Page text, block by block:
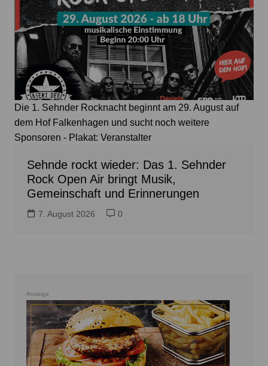
Die 1. Sehnder Rocknacht beginnt am 29. August auf
dem Hof Falkenhagen und sucht noch weitere
Sponsoren - Plakat: Veranstalter
Sehnde rockt wieder: Das 1. Sehnder
Rock Open Air bringt Musik,
Gemeinschaft und Erinnerungen
7. August 2026 0
Anzeige